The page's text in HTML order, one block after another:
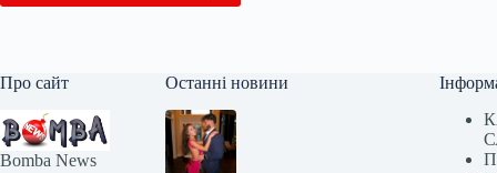
Про сайт
Bomba News
Останні новини